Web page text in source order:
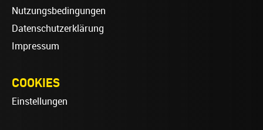
Nutzungsbedingungen
Datenschutzerklärung
Impressum
COOKIES
Einstellungen